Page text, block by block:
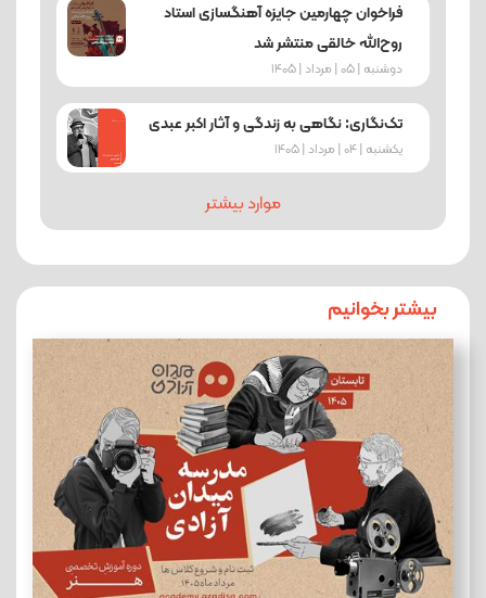
فراخوان چهارمین جایزه آهنگسازی استاد
روح‌الله خالقی منتشر شد
دوشنبه | 05 | مرداد | 1405
تک‌نگاری: نگاهی به زندگی و آثار اکبر عبدی
یکشنبه | 04 | مرداد | 1405
موارد بیشتر
بیشتر بخوانیم